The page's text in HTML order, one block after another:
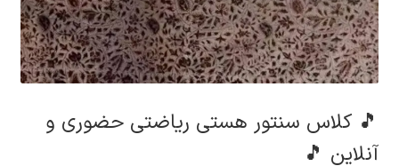
🎵 کلاس سنتور هستی ریاضتی حضوری و
آنلاین 🎵